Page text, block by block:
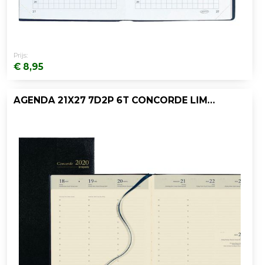
Prijs:
€ 8,95
AGENDA 21X27 7D2P 6T CONCORDE LIMA ZWART